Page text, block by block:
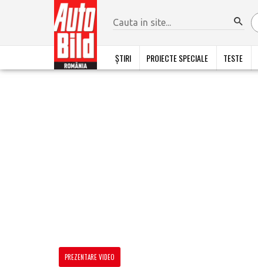
ȘTIRI PROIECTE SPECIALE TESTE
PREZENTARE VIDEO